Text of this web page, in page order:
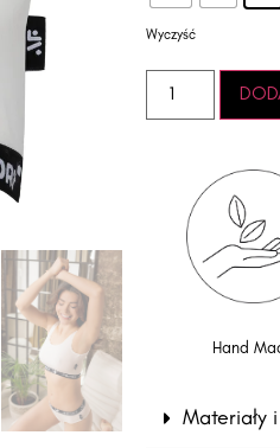
Wyczyść
Hand
Materiały